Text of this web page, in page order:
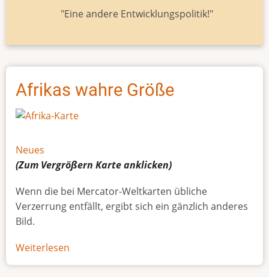
"Eine andere Entwicklungspolitik!"
Afrikas wahre Größe
Neues
(Zum Vergrößern Karteanklicken)
Wenn die bei Mercator-Weltkarten übliche
Verzerrung entfällt, ergibt sich ein gänzlich anderes
Bild.
Weiterlesen
Afrikas